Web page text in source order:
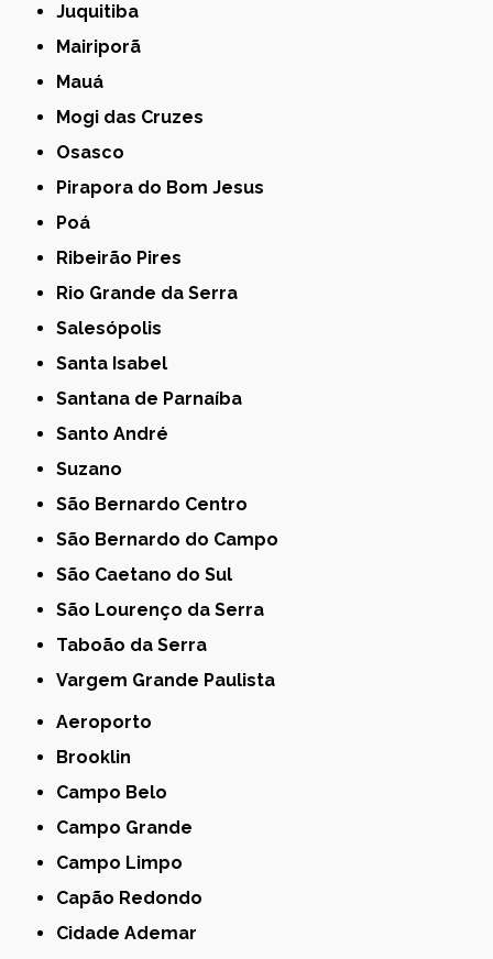
Juquitiba
Mairiporã
Mauá
Mogi das Cruzes
Osasco
Pirapora do Bom Jesus
Poá
Ribeirão Pires
Rio Grande da Serra
Salesópolis
Santa Isabel
Santana de Parnaíba
Santo André
Suzano
São Bernardo Centro
São Bernardo do Campo
São Caetano do Sul
São Lourenço da Serra
Taboão da Serra
Vargem Grande Paulista
Aeroporto
Brooklin
Campo Belo
Campo Grande
Campo Limpo
Capão Redondo
Cidade Ademar